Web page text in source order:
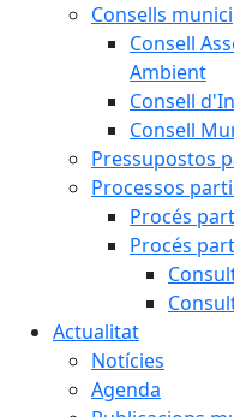
Consells
Consell
Ambient
Consell
Consell
Pressupostos
Processos
Procés
Procés
Actualitat
Notícies
Agenda